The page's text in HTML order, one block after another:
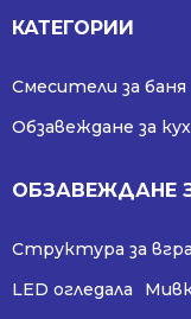
КАТЕГОРИИ
Смесители за баня
Обзавеждане за
ОБЗАВЕЖДАНЕ
Структура за
LED огледала